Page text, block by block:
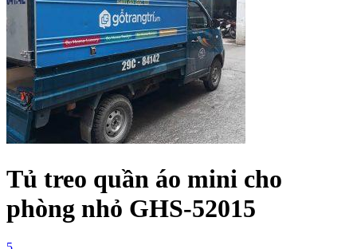
Tủ treo quần áo mini cho
phòng nhỏ GHS-52015